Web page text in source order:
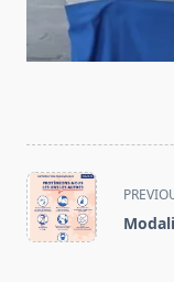
<span
class="nav-
subtitle